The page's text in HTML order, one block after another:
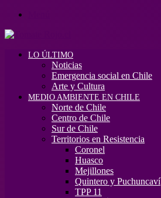
LO ÚLTIMO
Noticias
Emergencia social en Chile
Arte y Cultura
MEDIO AMBIENTE EN CHILE
Norte de Chile
Centro de Chile
Sur de Chile
Territorios en Resistencia
Coronel
Huasco
Mejillones
Quintero y Puchuncaví
TPP 11